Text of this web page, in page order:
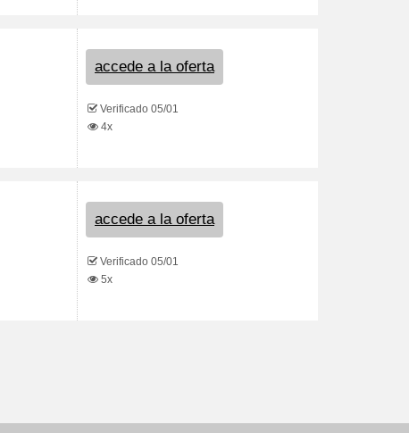
accede a la oferta
Verificado 05/01
4x
accede a la oferta
Verificado 05/01
5x